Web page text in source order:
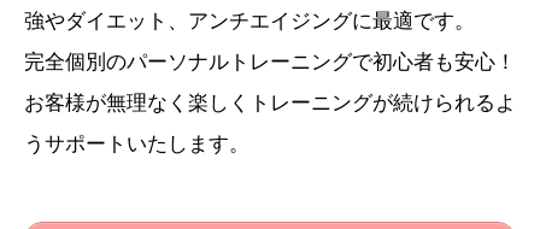
強やダイエット、アンチエイジングに最適です。
完全個別のパーソナルトレーニングで初心者も安心！
お客様が無理なく楽しくトレーニングが続けられるよ
うサポートいたします。